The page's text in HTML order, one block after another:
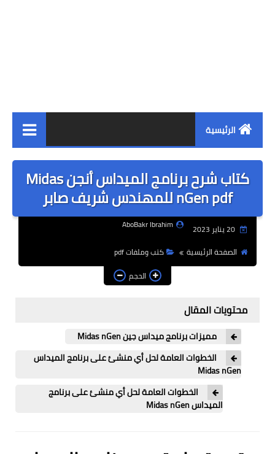
الرئيسية
الهندسة الانشائية
ادارة المشاريع
المنشآت الخرسانية
المنشآت المعدنية
مكتب فني
هندسة الزلازل
كتاب شرح برنامج الميداس أنجن Midas
nGen pdf للمهندس شريف صابر
20 يناير 2023
AboBakr Ibrahim
الصفحة الرئيسية
كتب وملفات pdf
الحجم
محتويات المقال
مميزات برنامج ميداس جين Midas nGen
الخطوات العامة لحل أي منشئ على برنامج الميداس
Midas nGen
الخطوات العامة لحل أي منشئ على برنامج
الميداس Midas nGen